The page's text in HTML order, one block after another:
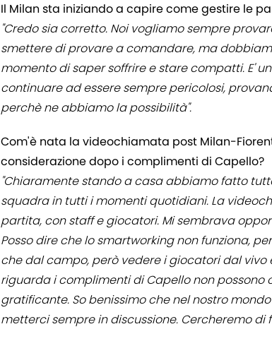
Il Milan sta iniziando a capire come gestire le
"Credo sia corretto. Noi vogliamo sempre
smettere di provare a comandare, ma
momento di saper soffrire e stare compatti. E'
continuare ad essere sempre pericolosi,
perchè ne abbiamo la possibilità".
Com'è nata la videochiamata post Milan-
considerazione dopo i complimenti di Capello?
"Chiaramente stando a casa abbiamo fatto
squadra in tutti i momenti quotidiani. La
partita, con staff e giocatori. Mi sembrava
Posso dire che lo smartworking non funziona,
che dal campo, però vedere i giocatori dal vivo
riguarda i complimenti di Capello non possono
gratificante. So benissimo che nel nostro
metterci sempre in discussione. Cercheremo di